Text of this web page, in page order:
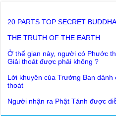
Giải thoát được phải không ?
thoát
Giải đáp Thiền tông P19 - Ma